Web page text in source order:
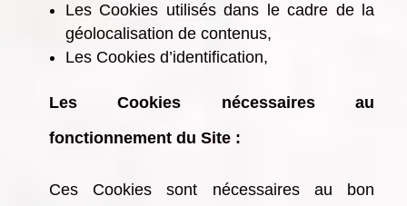
Les Cookies utilisés dans le cadre de la
géolocalisation de contenus,
Les Cookies d’identification,
Les Cookies nécessaires au
fonctionnement du Site :
Ces Cookies sont nécessaires au bon